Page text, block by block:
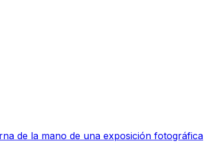
de la mano de una exposición fotográfica